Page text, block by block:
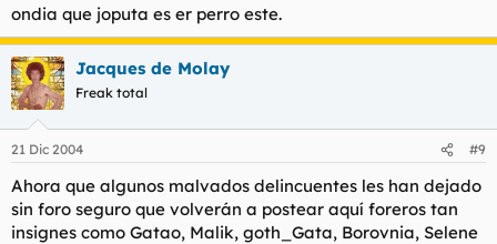
ondia que joputa es er perro este.
Jacques de Molay
Freak total
21 Dic 2004 #9
Ahora que algunos malvados delincuentes les han dejado
sin foro seguro que volverán a postear aquí foreros tan
insignes como Gatao, Malik, goth_Gata, Borovnia, Selene